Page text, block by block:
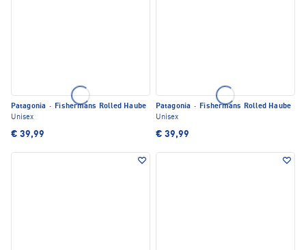
Patagonia · Fishermans Rolled Haube
Unisex
€ 39,99
Patagonia · Fishermans Rolled Haube
Unisex
€ 39,99